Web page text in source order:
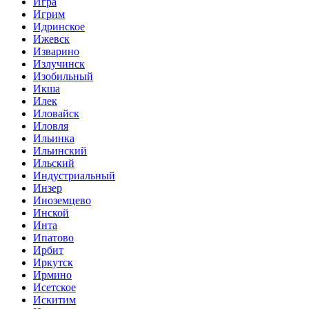
Игрим
Идринское
Ижевск
Изварино
Излучинск
Изобильный
Икша
Илек
Иловайск
Иловля
Ильинка
Ильинский
Ильский
Индустриальный
Инзер
Иноземцево
Инской
Инта
Ипатово
Ирбит
Иркутск
Ирмино
Исетское
Искитим